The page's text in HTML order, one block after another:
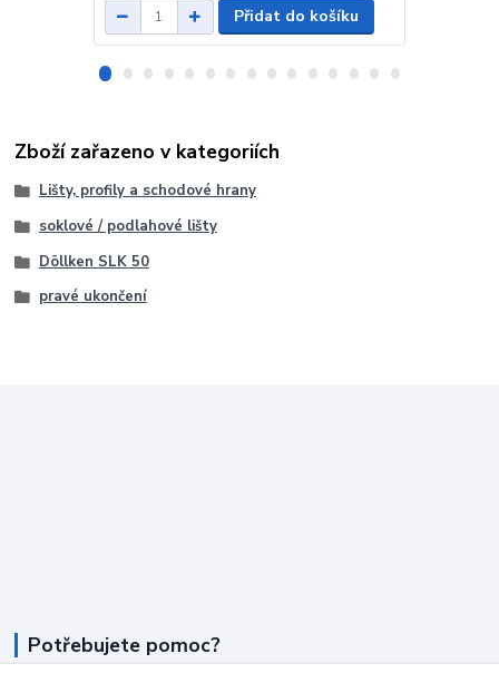
Přidat do košíku
Zboží zařazeno v kategoriích
Lišty, profily a schodové hrany
soklové / podlahové lišty
Döllken SLK 50
pravé ukončení
Potřebujete pomoc?